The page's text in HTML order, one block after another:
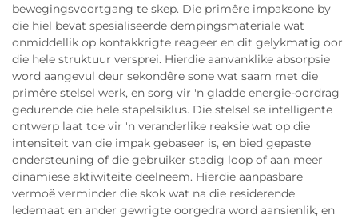
bewegingsvoortgang te skep. Die primêre impaksone by
die hiel bevat spesialiseerde dempingsmateriale wat
onmiddellik op kontakkrigte reageer en dit gelykmatig oor
die hele struktuur versprei. Hierdie aanvanklike absorpsie
word aangevul deur sekondêre sone wat saam met die
primêre stelsel werk, en sorg vir 'n gladde energie-oordrag
gedurende die hele stapelsiklus. Die stelsel se intelligente
ontwerp laat toe vir 'n veranderlike reaksie wat op die
intensiteit van die impak gebaseer is, en bied gepaste
ondersteuning of die gebruiker stadig loop of aan meer
dinamiese aktiwiteite deelneem. Hierdie aanpasbare
vermoë verminder die skok wat na die residerende
ledemaat en ander gewrigte oorgedra word aansienlik, en